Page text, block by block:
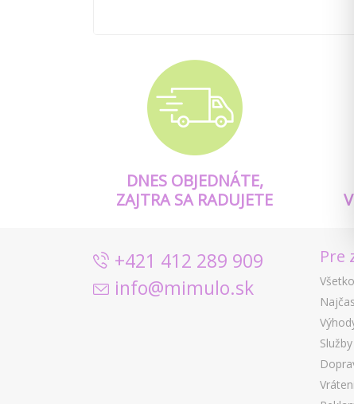
DNES OBJEDNÁTE,
ZAJTRA SA RADUJETE
+421 412 289 909
info@mimulo.sk
Pre
Služby